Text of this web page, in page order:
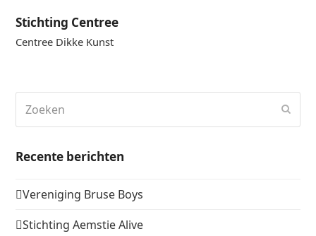
Stichting Centree
Centree Dikke Kunst
Recente berichten
Vereniging Bruse Boys
Stichting Aemstie Alive